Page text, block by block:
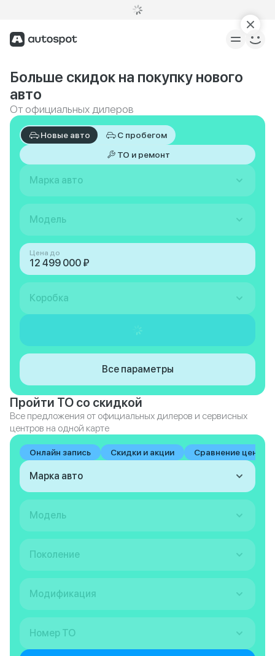
Больше скидок на покупку нового
авто
От официальных дилеров
Новые авто
С пробегом
ТО и ремонт
Марка авто
Модель
Цена до
Коробка
Все параметры
Пройти ТО со скидкой
Все предложения от официальных дилеров и сервисных
центров на одной карте
Онлайн запись Скидки и акции Сравнение цен на
Марка авто
Модель
Поколение
Модификация
Номер ТО